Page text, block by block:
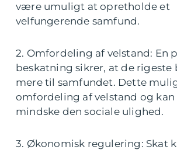
være umuligt at opretholde et
velfungerende samfund.
2. Omfordeling af velstand: En
beskatning sikrer, at de rigeste
mere til samfundet. Dette
omfordeling af velstand og
mindske den sociale ulighed.
3. Økonomisk regulering: Skat